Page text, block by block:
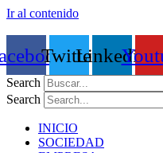
Ir al contenido
TwitterLinkedin
Search
Search
INICIO
SOCIEDAD